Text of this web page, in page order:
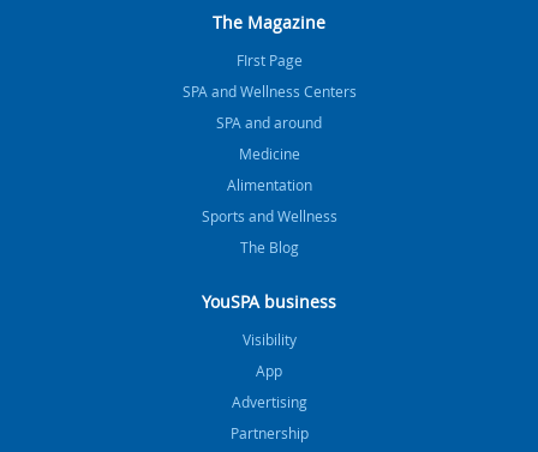
The Magazine
FIrst Page
SPA and Wellness Centers
SPA and around
Medicine
Alimentation
Sports and Wellness
The Blog
YouSPA business
Visibility
App
Advertising
Partnership